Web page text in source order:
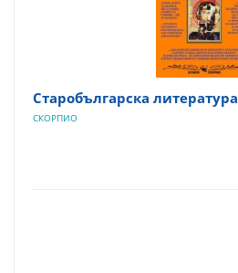
Старобългарска литература
СКОРПИО